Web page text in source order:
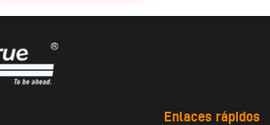
Enlaces rápidos